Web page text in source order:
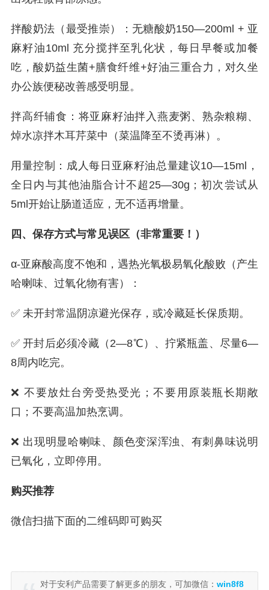
拌酸奶法（最受推崇）：无糖酸奶150—200ml + 亚
麻籽油10ml 充分搅拌至乳化状，每日早餐或加餐
吃，酸奶益生菌+膳食纤维+好油三重合力，对久坐
办公族便秘改善感受明显。
拌高纤辅食：将亚麻籽油拌入燕麦粥、熟杂粮糊、
焯水凉拌木耳芹菜中（菜温降至不烫再淋）。
用量控制：成人每日亚麻籽油总量建议10—15ml，
全日内与其他油脂合计不超25—30g；初次尝试从
5ml开始让肠道适应，无不适再增量。
四、保存方式与常见误区（非常重要！）
α-亚麻酸高度不饱和，遇热光氧极易氧化酸败（产生
哈喇味、过氧化物有害）：
✅ 未开封常温阴凉避光保存，或冷藏延长保质期。
✅ 开封后必须冷藏（2—8℃）、拧紧瓶盖、尽量6—
8周内吃完。
❌ 不要放灶台旁受热受光；不要用原装瓶长期敞
口；不要高温加热烹调。
❌ 出现明显哈喇味、颜色变深浑浊、有刺鼻味说明
已氧化，立即停用。
购买推荐
微信扫描下面的二维码即可购买
对于安利产品需要了解更多的朋友，可加微信： win8f8